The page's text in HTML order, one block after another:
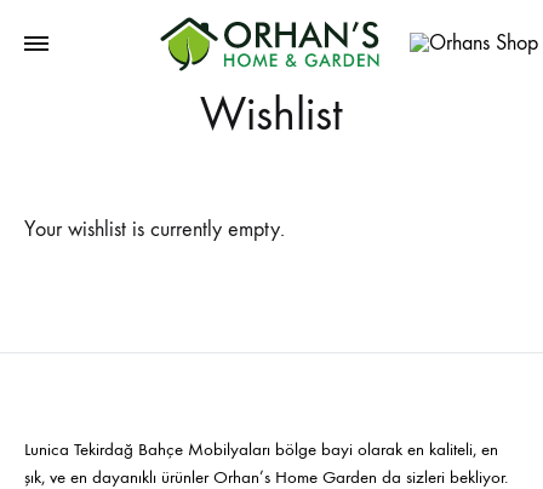
HomeWishlist
Your wishlist is currently empty.
Lunica Tekirdağ Bahçe Mobilyaları bölge bayi olarak en kaliteli, en
şık, ve en dayanıklı ürünler Orhan’s Home Garden da sizleri bekliyor.